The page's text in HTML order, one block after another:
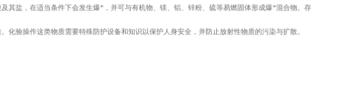
其盐，在适当条件下会发生爆* ，并可与有机物、镁、铝、锌粉、硫等易燃固体形成爆*混合物。存
化验操作这类物质需要特殊防护设备和知识以保护人身安全，并防止放射性物质的污染与扩散。